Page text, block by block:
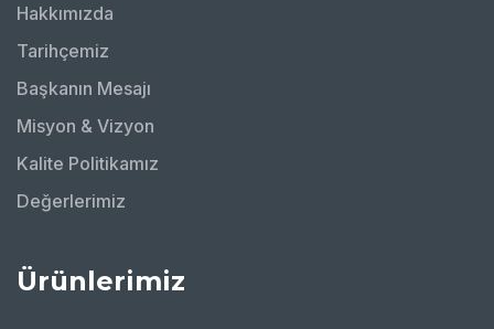
Hakkımızda
Tarihçemiz
Başkanın Mesajı
Misyon & Vizyon
Kalite Politikamız
Değerlerimiz
Ürünlerimiz